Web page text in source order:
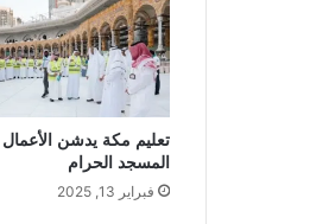
تعليم مكة يدشن
المسجد الحرام
فبراير 13, 2025